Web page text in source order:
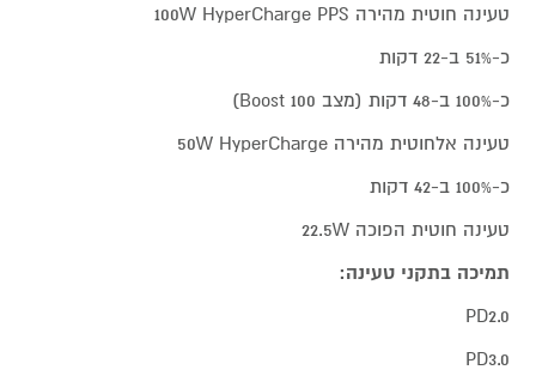
טעינה חוטית מהירה 100W HyperCharge PPS
כ-51% ב-22 דקות
כ-100% ב-48 דקות (מצב Boost 100)
טעינה אלחוטית מהירה 50W HyperCharge
כ-100% ב-42 דקות
טעינה חוטית הפוכה 22.5W
תמיכה בתקני טעינה:
PD2.0
PD3.0